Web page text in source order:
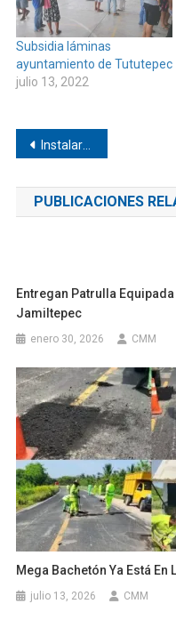
Subsidia láminas
ayuntamiento de Tututepec
julio 13, 2022
Navegación
de
entradas
Instalarán módulo fijo del SAT en Pinotepa
PUBLICACIONES
Entregan Patrulla
Jamiltepec
enero 30, 2026 CMM
Mega Bachetón Ya Está En
julio 13, 2026 CMM